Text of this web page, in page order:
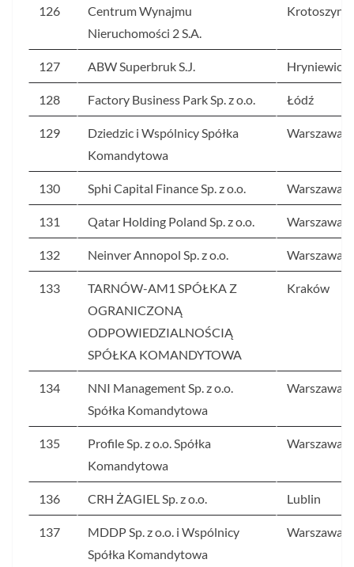
126
Centrum Wynajmu
Nieruchomości 2 S.A.
Krotoszyn
127 ABW Superbruk S.J. Hryniewicze
128 Factory Business Park Sp. z o.o. Łódź
129
Dziedzic i Wspólnicy Spółka
Komandytowa
Warszawa
130 Sphi Capital Finance Sp. z o.o. Warszawa
131 Qatar Holding Poland Sp. z o.o. Warszawa
132 Neinver Annopol Sp. z o.o. Warszawa
133
TARNÓW-AM1 SPÓŁKA Z
OGRANICZONĄ
ODPOWIEDZIALNOŚCIĄ
SPÓŁKA KOMANDYTOWA
Kraków
134
NNI Management Sp. z o.o.
Spółka Komandytowa
Warszawa
135
Profile Sp. z o.o. Spółka
Komandytowa
Warszawa
136 CRH ŻAGIEL Sp. z o.o. Lublin
137
MDDP Sp. z o.o. i Wspólnicy
Spółka Komandytowa
Warszawa